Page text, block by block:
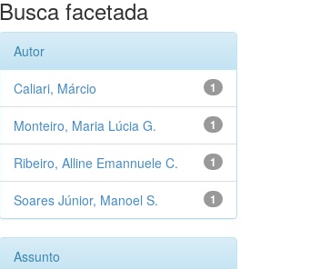
Busca facetada
Autor
1
Caliari, Márcio
1
Monteiro, Maria Lúcia G.
1
Ribeiro, Alline Emannuele C.
1
Soares Júnior, Manoel S.
Assunto